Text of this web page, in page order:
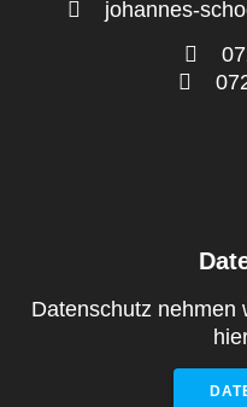
johannes-
Datenschutz nehmen